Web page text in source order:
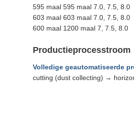
595 maal 595 maal 7.0, 7.5, 8.0
603 maal 603 maal 7.0, 7.5, 8.0
600 maal 1200 maal 7, 7.5, 8.0
Productieprocesstroom
Volledige geautomatiseerde
cutting (dust collecting) →